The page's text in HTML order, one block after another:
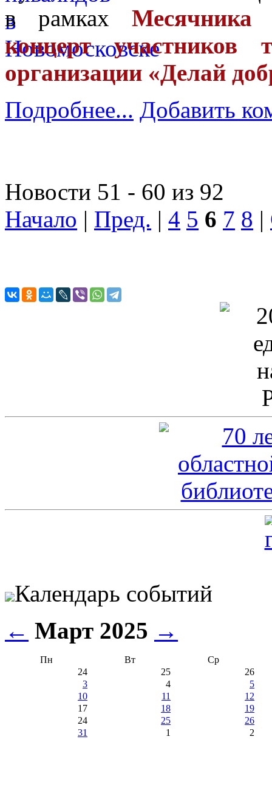
в рамках Месячника
концерт участников
организации «Делай
Подробнее... Добавить
Новости 51 - 60 из 92
Начало | Пред. | 4 5 6 7 8 |
Календарь событий
← Март 2025 →
Пн Вт
Ср
24
25
26
3
4
5
10
11
12
17
18
19
24
25
26
31
1 2